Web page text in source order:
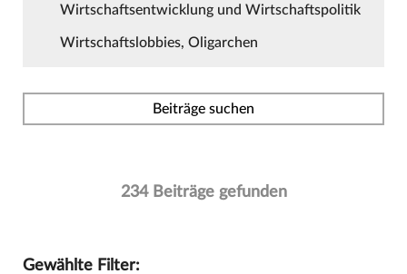
Wirtschaftsentwicklung und Wirtschaftspolitik
Wirtschaftslobbies, Oligarchen
Beiträge suchen
234 Beiträge gefunden
Gewählte Filter: